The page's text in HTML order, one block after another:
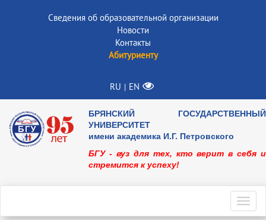
Сведения об образовательной организации
Новости
Контакты
Абитуриенту
RU | EN
БРЯНСКИЙ ГОСУДАРСТВЕННЫЙ
УНИВЕРСИТЕТ
имени академика И.Г. Петровского
БГУ - вуз для тех, кто верит в себя и
стремится к успеху!